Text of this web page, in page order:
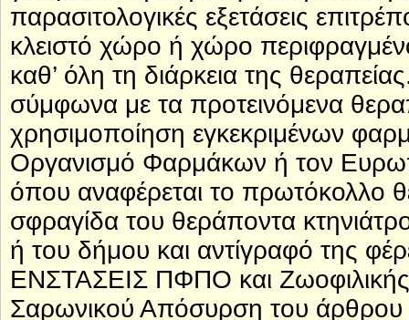
παρασιτολογικές εξετάσεις
κλειστό χώρο ή χώρο
καθ’ όλη τη διάρκεια της
σύμφωνα με τα προτεινόμενα
χρησιμοποίηση εγκεκριμένων
Οργανισμό Φαρμάκων ή τον
όπου αναφέρεται το πρωτόκολλο
σφραγίδα του θεράποντα
ή του δήμου και αντίγραφό της
ΕΝΣΤΑΣΕΙΣ ΠΦΠΟ και
Σαρωνικού Απόσυρση του άρθρου